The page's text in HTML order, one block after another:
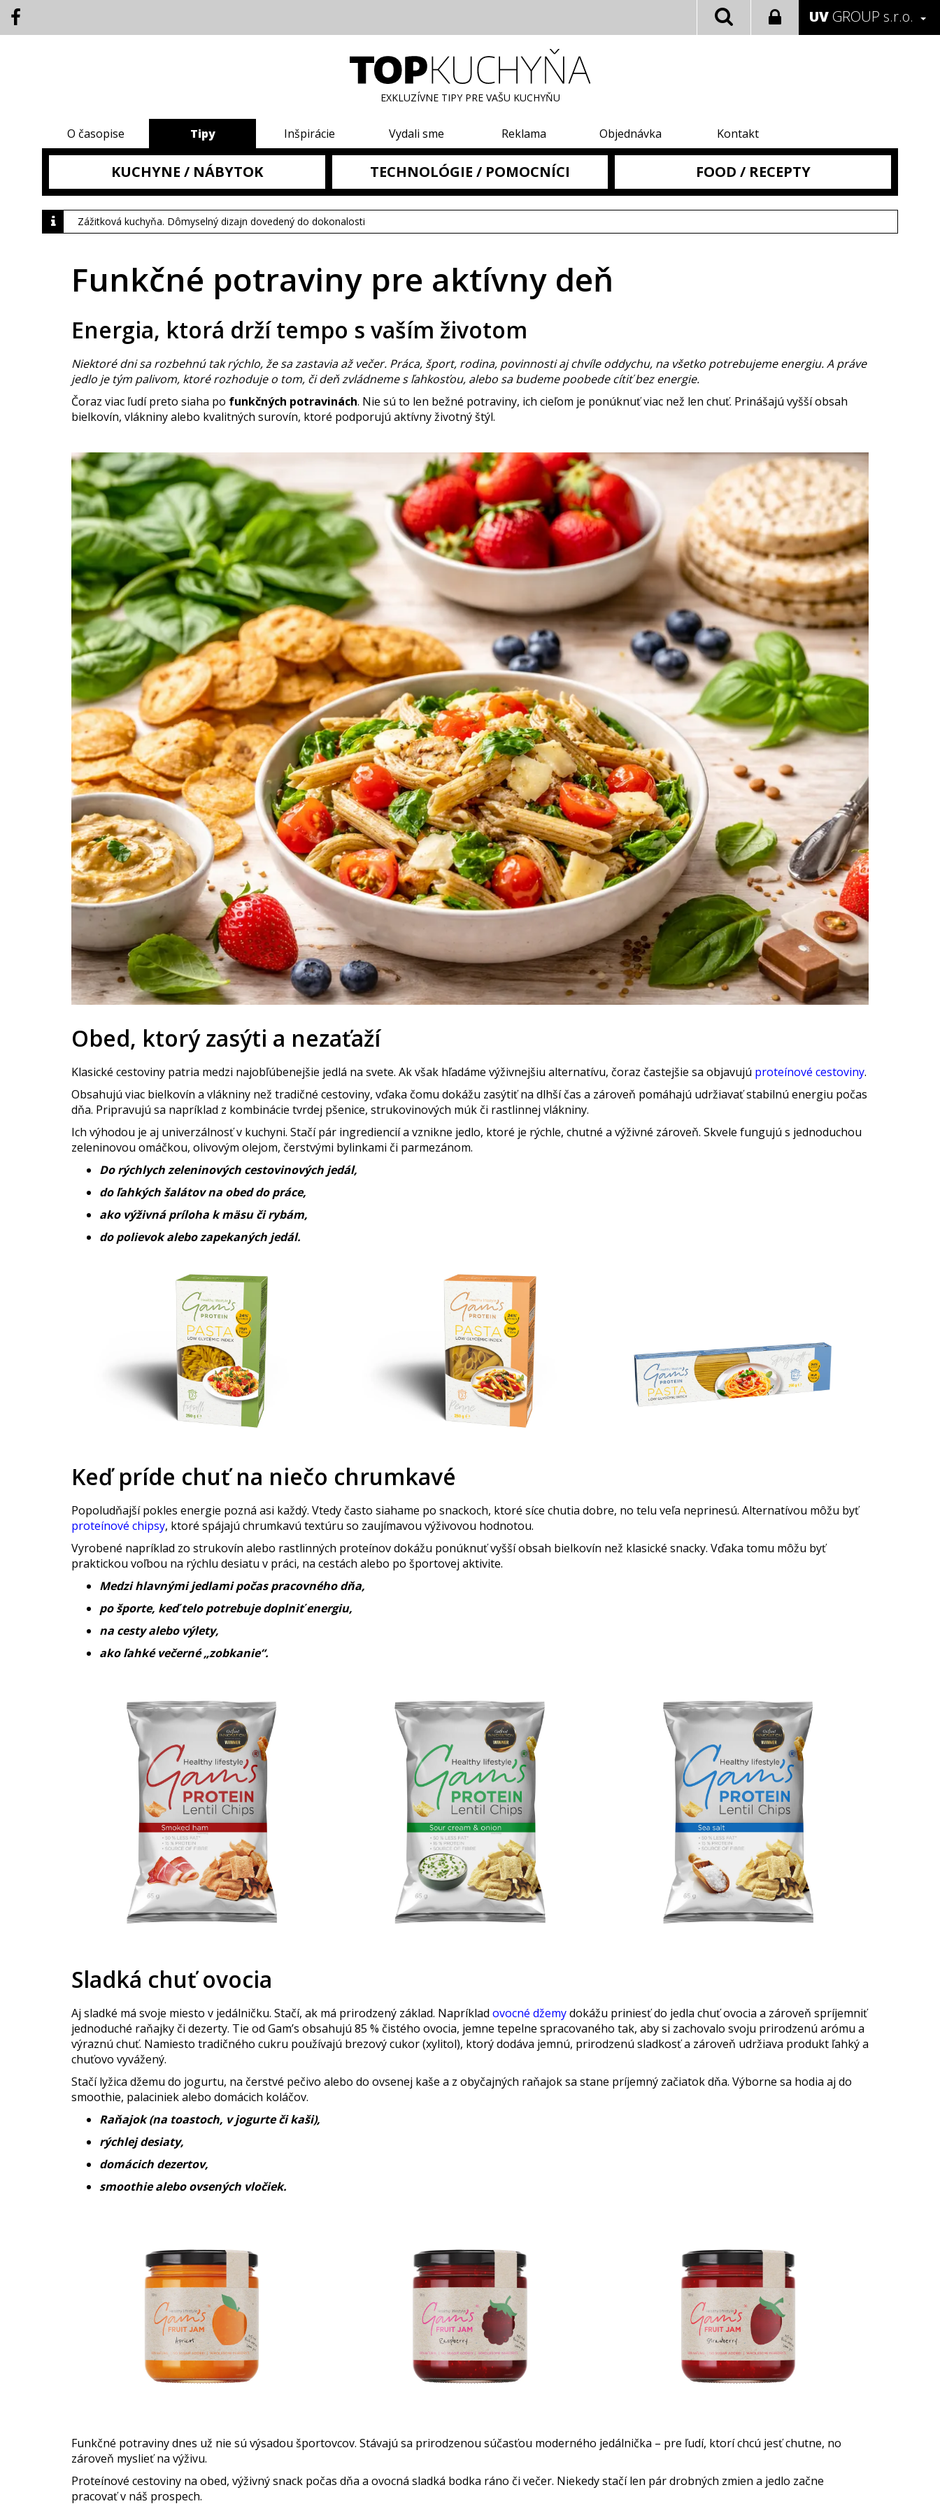
UV GROUP s.r.o.
EXKLUZÍVNE TIPY PRE VAŠU KUCHYŇU
O časopise Tipy Inšpirácie Vydali sme Reklama Objednávka Kontakt
KUCHYNE / NÁBYTOK TECHNOLÓGIE / POMOCNÍCI FOOD / RECEPTY
Zážitková kuchyňa. Dômyselný dizajn dovedený do dokonalosti
Funkčné potraviny pre aktívny deň
Energia, ktorá drží tempo s vaším životom
Niektoré dni sa rozbehnú tak rýchlo, že sa zastavia až večer. Práca, šport, rodina, povinnosti aj chvíle oddychu, na všetko potrebujeme energiu. A práve
jedlo je tým palivom, ktoré rozhoduje o tom, či deň zvládneme s ľahkosťou, alebo sa budeme poobede cítiť bez energie.
Čoraz viac ľudí preto siaha po funkčných potravinách. Nie sú to len bežné potraviny, ich cieľom je ponúknuť viac než len chuť. Prinášajú vyšší obsah
bielkovín, vlákniny alebo kvalitných surovín, ktoré podporujú aktívny životný štýl.
Obed, ktorý zasýti a nezaťaží
Klasické cestoviny patria medzi najobľúbenejšie jedlá na svete. Ak však hľadáme výživnejšiu alternatívu, čoraz častejšie sa objavujú proteínové cestoviny.
Obsahujú viac bielkovín a vlákniny než tradičné cestoviny, vďaka čomu dokážu zasýtiť na dlhší čas a zároveň pomáhajú udržiavať stabilnú energiu počas
dňa. Pripravujú sa napríklad z kombinácie tvrdej pšenice, strukovinových múk či rastlinnej vlákniny.
Ich výhodou je aj univerzálnosť v kuchyni. Stačí pár ingrediencií a vznikne jedlo, ktoré je rýchle, chutné a výživné zároveň. Skvele fungujú s jednoduchou
zeleninovou omáčkou, olivovým olejom, čerstvými bylinkami či parmezánom.
Do rýchlych zeleninových cestovinových jedál,
do ľahkých šalátov na obed do práce,
ako výživná príloha k mäsu či rybám,
do polievok alebo zapekaných jedál.
Keď príde chuť na niečo chrumkavé
Popoludňajší pokles energie pozná asi každý. Vtedy často siahame po snackoch, ktoré síce chutia dobre, no telu veľa neprinesú. Alternatívou môžu byť
proteínové chipsy, ktoré spájajú chrumkavú textúru so zaujímavou výživovou hodnotou.
Vyrobené napríklad zo strukovín alebo rastlinných proteínov dokážu ponúknuť vyšší obsah bielkovín než klasické snacky. Vďaka tomu môžu byť
praktickou voľbou na rýchlu desiatu v práci, na cestách alebo po športovej aktivite.
Medzi hlavnými jedlami počas pracovného dňa,
po športe, keď telo potrebuje doplniť energiu,
na cesty alebo výlety,
ako ľahké večerné „zobkanie“.
Sladká chuť ovocia
Aj sladké má svoje miesto v jedálničku. Stačí, ak má prirodzený základ. Napríklad ovocné džemydokážu priniesť do jedla chuť ovocia a zároveň spríjemniť
jednoduché raňajky či dezerty. Tie od Gam’s obsahujú 85 % čistého ovocia, jemne tepelne spracovaného tak, aby si zachovalo svoju prirodzenú arómu a
výraznú chuť. Namiesto tradičného cukru používajú brezový cukor (xylitol), ktorý dodáva jemnú, prirodzenú sladkosť a zároveň udržiava produkt ľahký a
chuťovo vyvážený.
Stačí lyžica džemu do jogurtu, na čerstvé pečivo alebo do ovsenej kaše a z obyčajných raňajok sa stane príjemný začiatok dňa. Výborne sa hodia aj do
smoothie, palaciniek alebo domácich koláčov.
Raňajok (na toastoch, v jogurte či kaši),
rýchlej desiaty,
domácich dezertov,
smoothie alebo ovsených vločiek.
Funkčné potraviny dnes už nie sú výsadou športovcov. Stávajú sa prirodzenou súčasťou moderného jedálnička – pre ľudí, ktorí chcú jesť chutne, no
zároveň myslieť na výživu.
Proteínové cestoviny na obed, výživný snack počas dňa a ovocná sladká bodka ráno či večer. Niekedy stačí len pár drobných zmien a jedlo začne
pracovať v náš prospech.